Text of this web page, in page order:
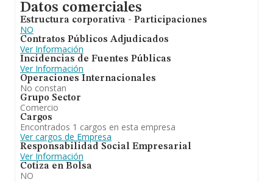
Datos comerciales
Estructura corporativa - Participaciones
NO
Contratos Públicos Adjudicados
Ver Información
Incidencias de Fuentes Públicas
Ver Información
Operaciones Internacionales
No constan
Grupo Sector
Comercio
Cargos
Encontrados 1 cargos en esta empresa
Ver cargos de Empresa
Responsabilidad Social Empresarial
Ver Información
Cotiza en Bolsa
NO